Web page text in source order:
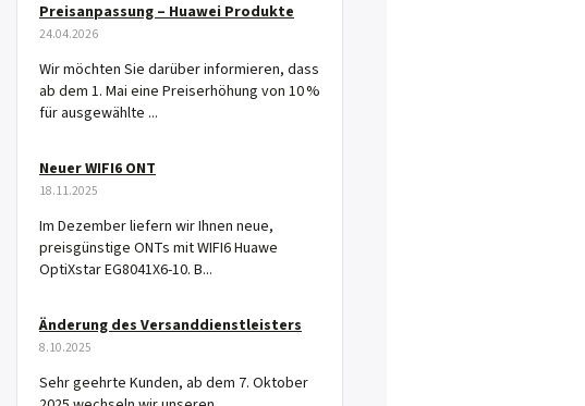
Preisanpassung – Huawei Produkte
24.04.2026
Wir möchten Sie darüber informieren, dass
ab dem 1. Mai eine Preiserhöhung von 10 %
für ausgewählte ...
Neuer WIFI6 ONT
18.11.2025
Im Dezember liefern wir Ihnen neue,
preisgünstige ONTs mit WIFI6 Huawe
OptiXstar EG8041X6-10. B...
Änderung des Versanddienstleisters
8.10.2025
Sehr geehrte Kunden, ab dem 7. Oktober